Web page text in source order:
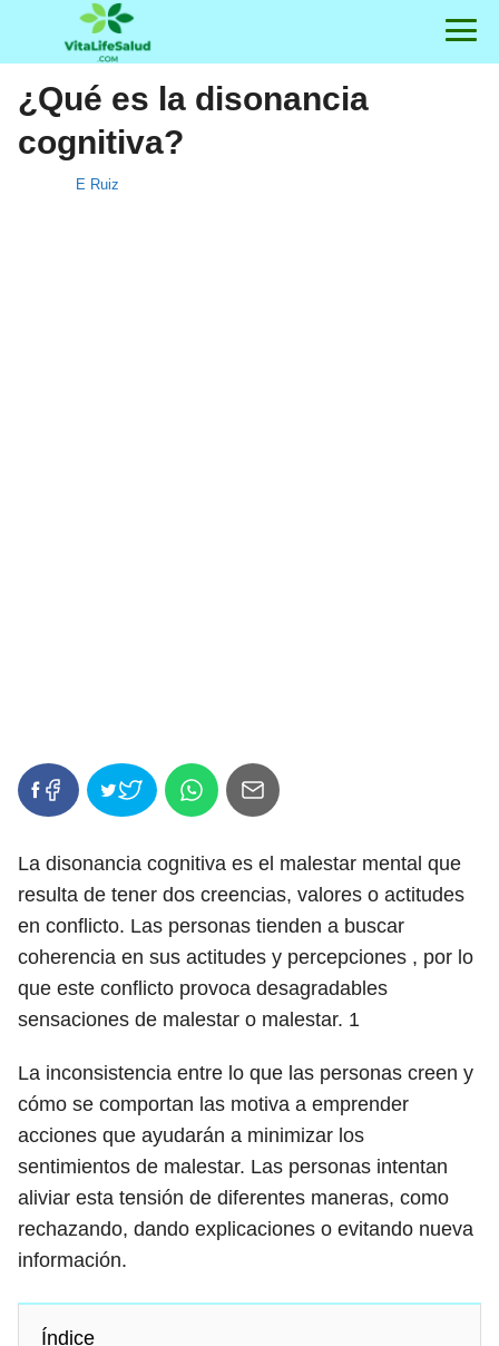
¿Qué es la disonancia
cognitiva?
E Ruiz
La disonancia cognitiva es el malestar mental que
resulta de tener dos creencias, valores o actitudes
en conflicto. Las personas tienden a buscar
coherencia en sus actitudes y percepciones , por lo
que este conflicto provoca desagradables
sensaciones de malestar o malestar. 1
La inconsistencia entre lo que las personas creen y
cómo se comportan las motiva a emprender
acciones que ayudarán a minimizar los
sentimientos de malestar. Las personas intentan
aliviar esta tensión de diferentes maneras, como
rechazando, dando explicaciones o evitando nueva
información.
Índice